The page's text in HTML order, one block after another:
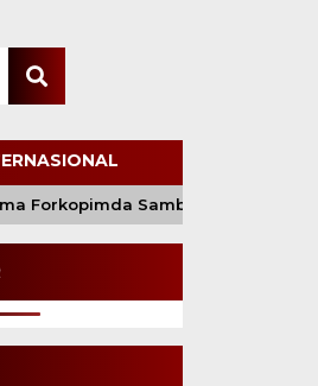
Forkopimda Sambut Kunjungan